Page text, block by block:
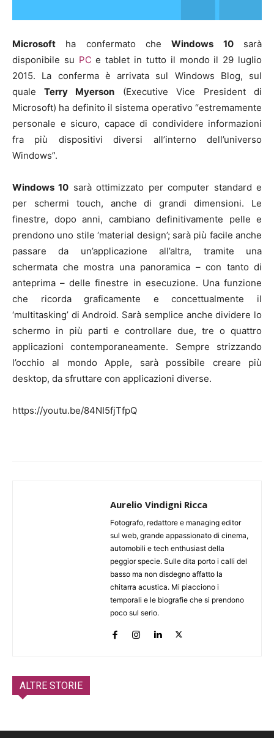
Microsoft ha confermato cheWindows 10sarà
disponibile su PC e tablet in tutto il mondo il 29 luglio
2015. La conferma è arrivata sul Windows Blog, sul
quale Terry Myerson (Executive Vice President di
Microsoft) ha definito il sistema operativo “estremamente
personale e sicuro, capace di condividere informazioni
fra più dispositivi diversi all’interno dell’universo
Windows”.
Windows 10 sarà ottimizzato per computer standard e
per schermi touch, anche di grandi dimensioni. Le
finestre, dopo anni, cambiano definitivamente pelle e
prendono uno stile ‘material design’; sarà più facile anche
passare da un’applicazione all’altra, tramite una
schermata che mostra una panoramica – con tanto di
anteprima – delle finestre in esecuzione. Una funzione
che ricorda graficamente e concettualmente il
‘multitasking’ di Android. Sarà semplice anche dividere lo
schermo in più parti e controllare due, tre o quattro
applicazioni contemporaneamente. Sempre strizzando
l’occhio al mondo Apple, sarà possibile creare più
desktop, da sfruttare con applicazioni diverse.
https://youtu.be/84NI5fjTfpQ
Aurelio Vindigni Ricca
Fotografo, redattore e managing editor
sul web, grande appassionato di cinema,
automobili e tech enthusiast della
peggior specie. Sulle dita porto i calli del
basso ma non disdegno affatto la
chitarra acustica. Mi piacciono i
temporali e le biografie che si prendono
poco sul serio.
ALTRE STORIE